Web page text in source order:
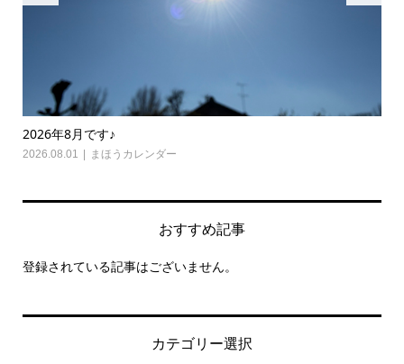
2026年8月です♪
2026.08.01 まほうカレンダー
おすすめ記事
登録されている記事はございません。
カテゴリー選択